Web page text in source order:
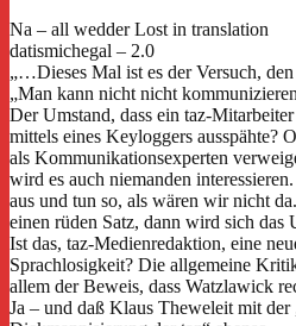
Na – all wedder Lost in translation
datismichegal – 2.0
„…Dieses Mal ist es der Versuch,
„Man kann nicht nicht
Der Umstand, dass ein taz-
mittels eines Keyloggers ausspähte?
als Kommunikationsexperten
wird es auch niemanden
aus und tun so, als wären wir nicht
einen rüden Satz, dann wird sich das
Ist das, taz-Medienredaktion, eine
Sprachlosigkeit? Die allgemeine
allem der Beweis, dass Watzlawick
Ja – und daß Klaus Theweleit mit der